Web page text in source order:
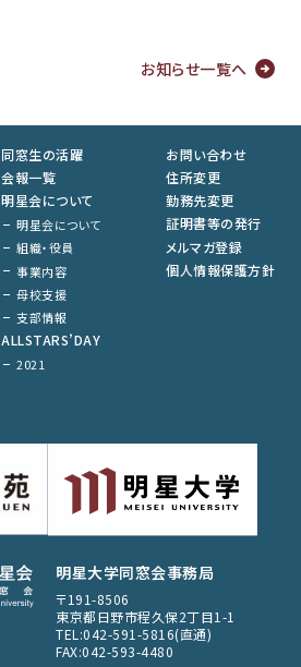
お知らせ一覧へ
同窓生の活躍
会報一覧
明星会について
明星会について
組織・役員
事業内容
母校支援
支部情報
ALLSTARS’DAY
2021
お問い合わせ
住所変更
勤務先変更
証明書等の発行
メルマガ登録
個人情報保護方針
明星大学同窓会事務局
〒191-8506
東京都日野市程久保2丁目1-1
TEL:042-591-5816(直通)
FAX:042-593-4480